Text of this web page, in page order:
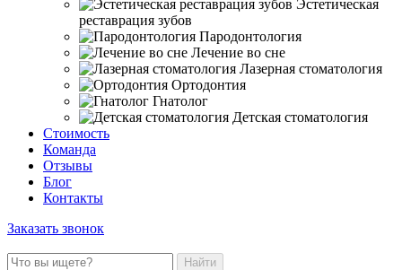
Эстетическая
реставрация зубов
Пародонтология
Лечение во сне
Лазерная стоматология
Ортодонтия
Гнатолог
Детская стоматология
Стоимость
Команда
Отзывы
Блог
Контакты
Заказать звонок
Найти